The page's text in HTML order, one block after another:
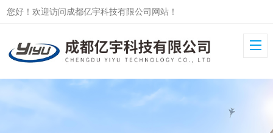
您好！欢迎访问成都亿宇科技有限公司网站！